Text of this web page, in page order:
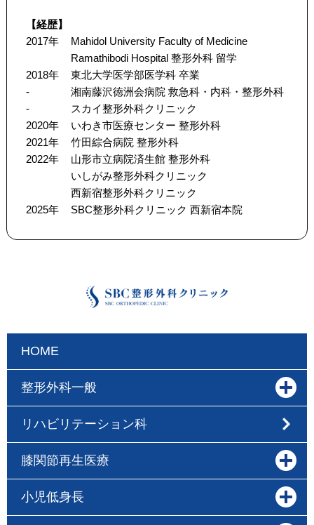
【経歴】
2017年
Mahidol University Faculty of Medicine
Ramathibodi Hospital 整形外科 留学
2018年
東北大学医学部医学科 卒業
-
湘南藤沢徳洲会病院 救急科・内科・整形外科
-
スカイ整形外科クリニック
2020年
いわき市医療センター 整形外科
2021年
竹田綜合病院 整形外科
2022年
山形市立病院済生館 整形外科
いしがみ整形外科クリニック
西新宿整形外科クリニック
2025年
SBC整形外科クリニック 西新宿本院
HOME
整形外科一般
リハビリテーション科
膝関節再生医療
小児低身長